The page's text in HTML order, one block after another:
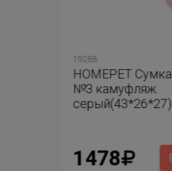
19288
HOMEPET
№3 камуфляж
серый(43*26*27)
1478